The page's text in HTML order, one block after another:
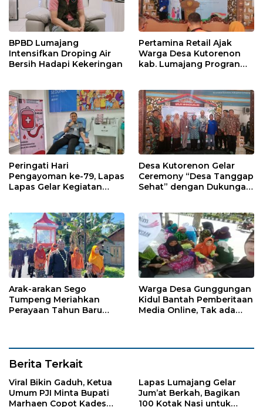
BPBD Lumajang
Intensifkan Droping Air
Bersih Hadapi Kekeringan
Pertamina Retail Ajak
Warga Desa Kutorenon
kab. Lumajang Progran
Darurat
Peringati Hari
Pengayoman ke-79, Lapas
Lapas Gelar Kegiatan
Desa Kutorenon Gelar
Ceremony “Desa Tanggap
Sehat” dengan Dukungan
Arak-arakan Sego
Tumpeng Meriahkan
Perayaan Tahun Baru
Warga Desa Gunggungan
Kidul Bantah Pemberitaan
Media Online, Tak ada
Berita Terkait
Viral Bikin Gaduh, Ketua
Umum PJI Minta Bupati
Marhaen Copot Kades
Lapas Lumajang Gelar
Jum’at Berkah, Bagikan
100 Kotak Nasi untuk